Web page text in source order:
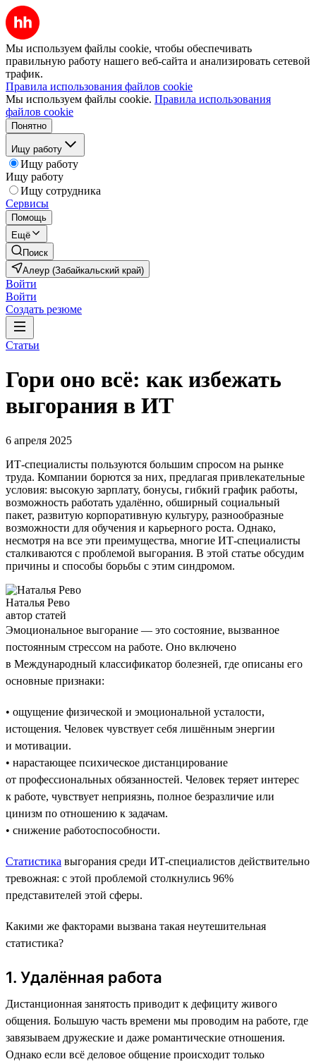
Мы используем файлы cookie, чтобы обеспечивать
правильную работу нашего веб-сайта и анализировать сетевой
трафик.
Правила использования файлов cookie
Мы используем файлы cookie. Правила использования
файлов cookie
Понятно
Ищу работу
Ищу работу
Ищу работу
Ищу сотрудника
Сервисы
Помощь
Ещё
Поиск
Алеур (Забайкальский край)
Войти
Войти
Создать резюме
Статьи
Гори оно всё: как избежать
выгорания в ИТ
6 апреля 2025
ИТ-специалисты пользуются большим спросом на рынке
труда. Компании борются за них, предлагая привлекательные
условия: высокую зарплату, бонусы, гибкий график работы,
возможность работать удалённо, обширный социальный
пакет, развитую корпоративную культуру, разнообразные
возможности для обучения и карьерного роста. Однако,
несмотря на все эти преимущества, многие ИТ-специалисты
сталкиваются с проблемой выгорания. В этой статье обсудим
причины и способы борьбы с этим синдромом.
Наталья Рево
автор статей
Эмоциональное выгорание — это состояние, вызванное
постоянным стрессом на работе. Оно включено
в Международный классификатор болезней, где описаны его
основные признаки:
• ощущение физической и эмоциональной усталости,
истощения. Человек чувствует себя лишённым энергии
и мотивации.
• нарастающее психическое дистанцирование
от профессиональных обязанностей. Человек теряет интерес
к работе, чувствует неприязнь, полное безразличие или
цинизм по отношению к задачам.
• снижение работоспособности.
Статистика выгорания среди ИТ-специалистов действительно
тревожная: с этой проблемой столкнулись 96%
представителей этой сферы.
Какими же факторами вызвана такая неутешительная
статистика?
1. Удалённая работа
Дистанционная занятость приводит к дефициту живого
общения. Большую часть времени мы проводим на работе, где
завязываем дружеские и даже романтические отношения.
Однако если всё деловое общение происходит только